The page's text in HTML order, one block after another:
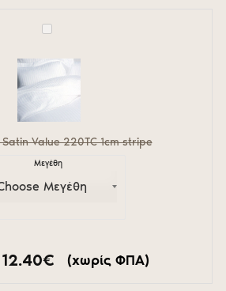
Satin Value 220TC 1cm stripe
Μεγέθη
12.40€ Price
(χωρίς ΦΠΑ)